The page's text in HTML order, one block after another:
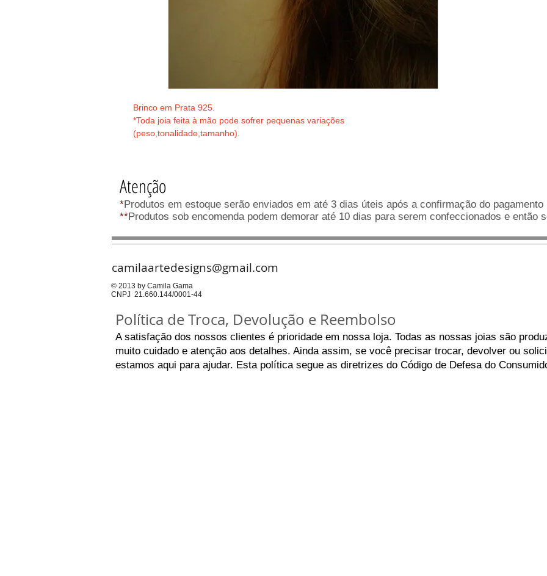
Brinco em Prata 925.
*Toda joia feita à mão pode sofrer pequenas variações
(peso,tonalidade,tamanho).
Atenção
*Produtos em estoque serão enviados em até 3 dias úteis após a confirmação do
**Produtos sob encomenda podem demorar até 10 dias para serem confeccionados e então
camilaartedesigns@gmail.com
© 2013 by Camila Gama
CNPJ 21.660.144/0001-44
Política de Troca, Devolução e Reembolso
A satisfação dos nossos clientes é prioridade em nossa loja. Todas as nossas joias são
muito cuidado e atenção aos detalhes. Ainda assim, se você precisar trocar, devolver ou
estamos aqui para ajudar. Esta política segue as diretrizes do Código de Defesa do